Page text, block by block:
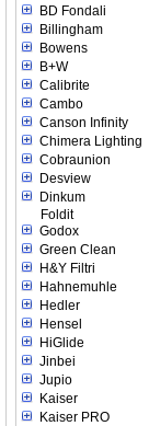
BD Fondali
Billingham
Bowens
B+W
Calibrite
Cambo
Canson Infinity
Chimera Lighting
Cobraunion
Desview
Dinkum
Foldit
Godox
Green Clean
H&Y Filtri
Hahnemuhle
Hedler
Hensel
HiGlide
Jinbei
Jupio
Kaiser
Kaiser PRO